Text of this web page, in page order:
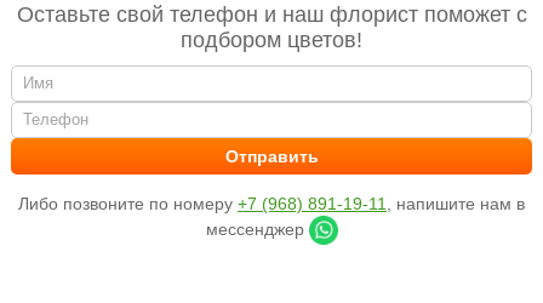
Оставьте свой телефон и наш флорист поможет с
подбором цветов!
Либо позвоните по номеру +7 (968) 891-19-11
, напишите нам в
мессенджер